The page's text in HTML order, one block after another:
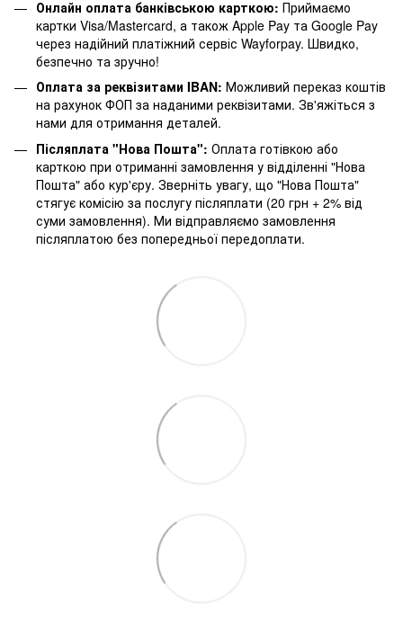
Онлайн оплата банківською карткою: Приймаємо
картки Visa/Mastercard, а також Apple Pay та Google Pay
через надійний платіжний сервіс Wayforpay. Швидко,
безпечно та зручно!
Оплата за реквізитами IBAN: Можливий переказ коштів
на рахунок ФОП за наданими реквізитами. Зв'яжіться з
нами для отримання деталей.
Післяплата "Нова Пошта": Оплата готівкою або
карткою при отриманні замовлення у відділенні "Нова
Пошта" або кур'єру. Зверніть увагу, що "Нова Пошта"
стягує комісію за послугу післяплати (20 грн + 2% від
суми замовлення). Ми відправляємо замовлення
післяплатою без попередньої передоплати.